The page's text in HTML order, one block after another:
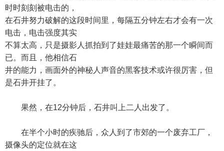
时时刻刻被电击的，
在石井努力破解的这段时间里，每隔五分钟左右才会有一次
电击，电击强度其实
不算太高，只是摄影人抓拍到了娃娃最痛苦的那一个瞬间而
已。而且，他相信石
井的能力，画面外的神秘人声音的黑客技术或许很厉害，但
是石井开挂了。
果然，在12分钟后，石井叫上二人出发了。
在半个小时的疾驰后，众人到了市郊的一个废弃工厂，
摄像头的定位就在这